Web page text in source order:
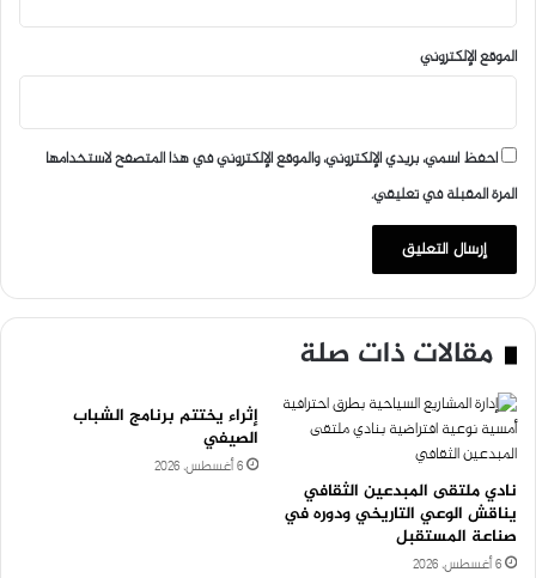
الموقع الإلكتروني
احفظ اسمي، بريدي الإلكتروني، والموقع الإلكتروني في هذا المتصفح لاستخدامها
المرة المقبلة في تعليقي.
مقالات ذات صلة
نادي ملتقى المبدعين الثقافي
يناقش الوعي التاريخي ودوره في
صناعة المستقبل
6 أغسطس، 2026
إثراء يختتم برنامج الشباب
الصيفي
6 أغسطس، 2026